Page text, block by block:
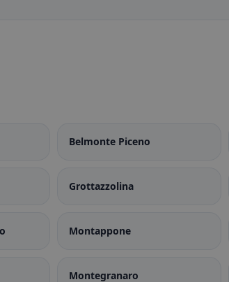
Belmonte Piceno
Grottazzolina
Montappone
Montegranaro